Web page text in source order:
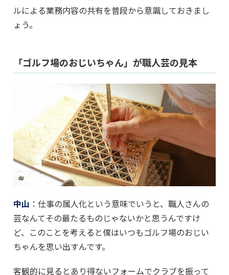
ルによる業務内容の共有を普段から意識しておきまし
ょう。
「ゴルフ場のおじいちゃん」が職人芸の見本
中山 ：仕事の属人化という意味でいうと、職人さんの
芸なんてその最たるものじゃないかと思うんですけ
ど、このことを考えると僕はいつもゴルフ場のおじい
ちゃんを思い出すんです。
客観的に見るとあり得ないフォームでクラブを振って